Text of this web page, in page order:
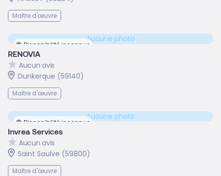
Maître d'œuvre
Disponibilité inconnue
Aucune photo
RENOVIA
Aucun avis
Dunkerque (59140)
Maître d'œuvre
Disponibilité inconnue
Aucune photo
Invrea Services
Aucun avis
Saint Saulve (59800)
Maître d'œuvre